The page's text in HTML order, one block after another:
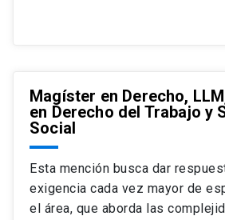
Magíster en Derecho,
en Derecho del Trabajo y
Social
Esta mención busca dar
exigencia cada vez mayor de
el área, que aborda las